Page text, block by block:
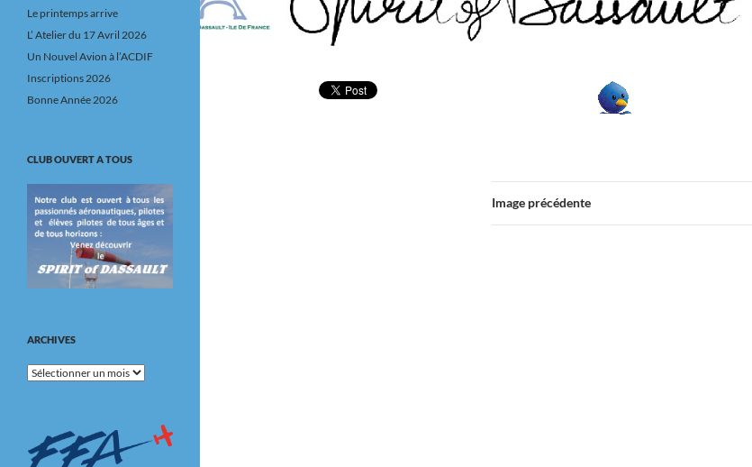
Image précédente
Le printemps arrive
L’ Atelier du 17 Avril 2026
Un Nouvel Avion à l’ACDIF
Inscriptions 2026
Bonne Année 2026
CLUB OUVERT A TOUS
ARCHIVES
Archives